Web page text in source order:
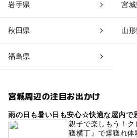
岩手県 宮城
秋田県 山形
福島県
宮城周辺の注目お出かけ
雨の日も暑い日も安心☆快適な屋内で
親子で楽しもう！
獲横丁』で爆獲れ体